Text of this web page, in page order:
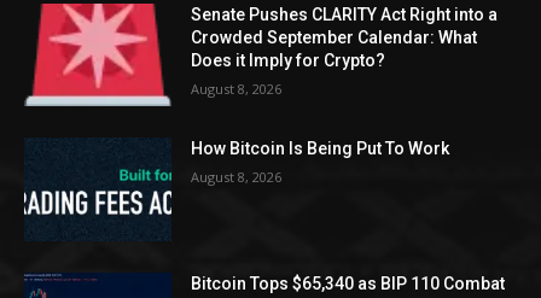
Senate Pushes CLARITY Act Right into a
Crowded September Calendar: What
Does it Imply for Crypto?
August 8, 2026
How Bitcoin Is Being Put To Work
August 8, 2026
Bitcoin Tops $65,340 as BIP 110 Combat